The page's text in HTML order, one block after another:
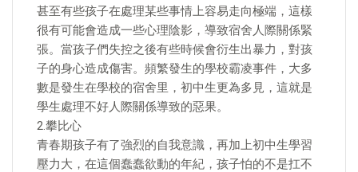
甚至有些孩子在處理某些事情上容易走向極端，這樣
很有可能會造成一些心理陰影，導致宿舍人際關係緊
張。當孩子們失控之後有些時候會衍生出暴力，對孩
子的身心造成傷害。頻繁發生的學校霸凌事件，大多
數是發生在學校的宿舍里，初中生更為多見，這就是
學生處理不好人際關係導致的惡果。
2.攀比心
青春期孩子有了強烈的自我意識，再加上初中生學習
壓力大，在這個蠢蠢欲動的年紀，孩子怕的不是扛不